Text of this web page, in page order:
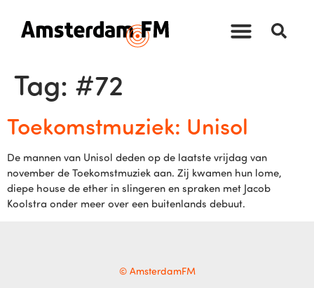
Tag: #72
Toekomstmuziek: Unisol
De mannen van Unisol deden op de laatste vrijdag van
november de Toekomstmuziek aan. Zij kwamen hun lome,
diepe house de ether in slingeren en spraken met Jacob
Koolstra onder meer over een buitenlands debuut.
© AmsterdamFM